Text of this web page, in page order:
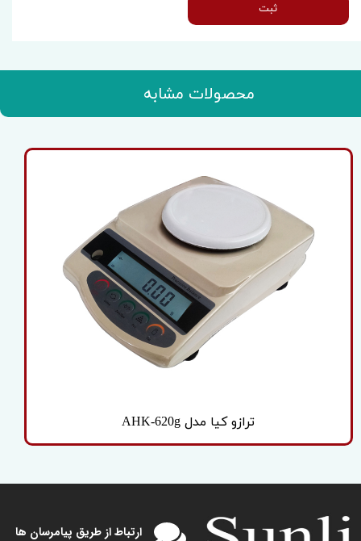
ثبت
محصولات مشابه
ترازو کیا مدل AHK-620g
​​ارتباط از طریق پیامرسان ها